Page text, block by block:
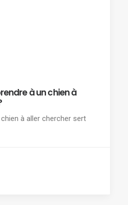
à un chien à
à aller chercher sert